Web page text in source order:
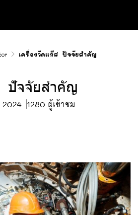
เครื่องวัดแก๊ส ปัจจัยสำคัญ
ปัจจัยสำคัญ
1280 ผู้เข้าชม